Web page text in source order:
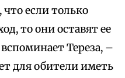
если только
то они оставят ее
Тереза, –
для обители иметь